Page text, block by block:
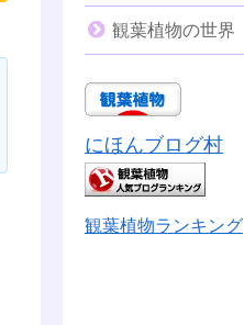
観葉植物の世界
にほんブログ村
観葉植物ランキング